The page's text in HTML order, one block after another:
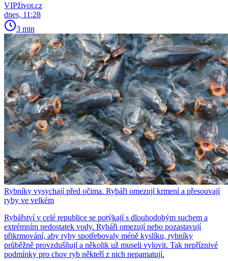
VIPživot.cz
dnes, 11:28
3 min
Rybníky vysychají před očima. Rybáři omezují krmení a přesouvají
ryby ve velkém
Rybářství v celé republice se potýkají s dlouhodobým suchem a
extrémním nedostatek vody. Rybáři omezují nebo pozastavují
přikrmování, aby ryby spotřebovaly méně kyslíku, rybníky
průběžně provzdušňují a několik už museli vylovit. Tak nepříznivé
podmínky pro chov ryb někteří z nich nepamatují.